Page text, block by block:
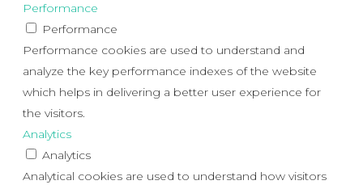
Performance
Performance
Performance cookies are used to understand and
analyze the key performance indexes of the website
which helps in delivering a better user experience for
the visitors.
Analytics
Analytics
Analytical cookies are used to understand how visitors